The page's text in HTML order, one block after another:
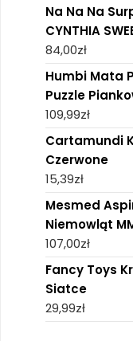
Na Na Na
CYNTHIA
84,00zł
Humbi Mata
Puzzle
109,99zł
Cartamundi
Czerwone
15,39zł
Mesmed
Niemowląt
107,00zł
Fancy Toys
Siatce
29,99zł